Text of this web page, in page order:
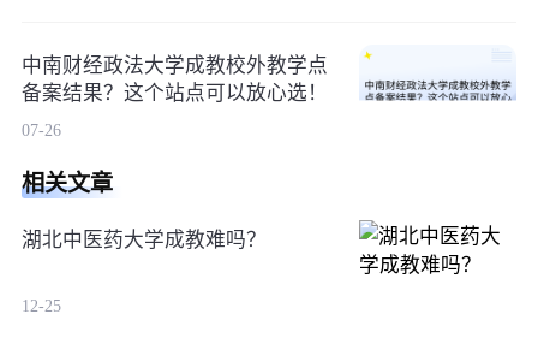
中南财经政法大学成教校外教学点
备案结果？这个站点可以放心选！
07-26
相关文章
湖北中医药大学成教难吗？
12-25